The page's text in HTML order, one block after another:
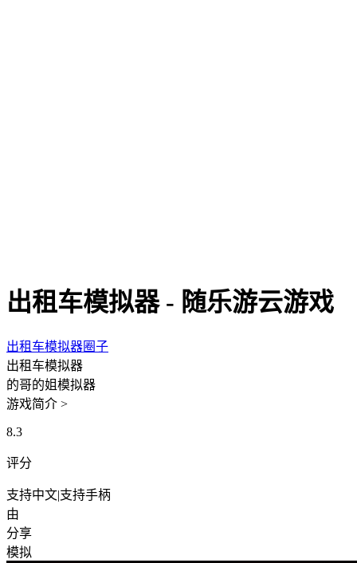
出租车模拟器 - 随乐游云游戏
出租车模拟器圈子
出租车模拟器
的哥的姐模拟器
游戏简介 >
8.3
评分
支持中文|支持手柄
由
分享
模拟